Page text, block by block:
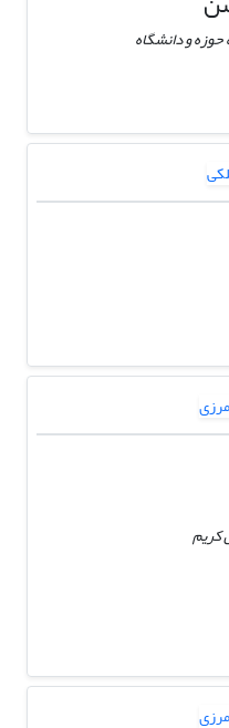
و دانشگاه
کریم